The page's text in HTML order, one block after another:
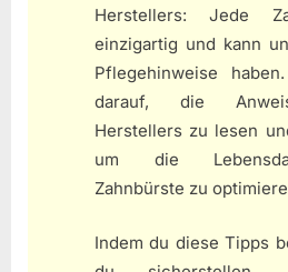
Herstellers: Jede
einzigartig und kann
Pflegehinweise
darauf, die
Herstellers zu lesen
um die
Zahnbürste zu
Indem du diese Tipps